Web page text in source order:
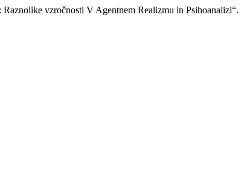
Raznolike vzročnosti V Agentnem Realizmu in Psihoanalizi“.